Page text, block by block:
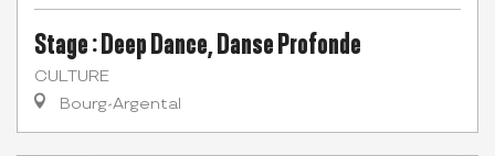
Stage : Deep Dance, Danse Profonde
CULTURE
Bourg-Argental